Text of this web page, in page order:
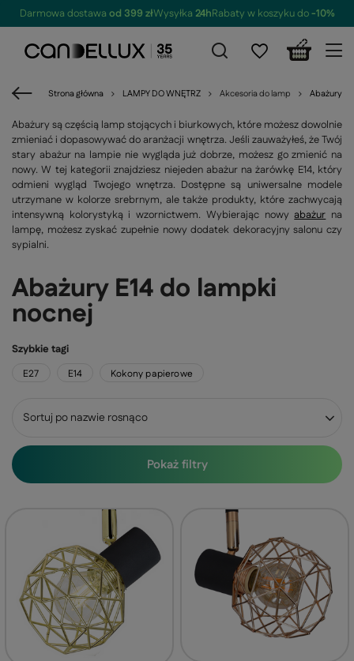
Darmowa dostawa od 399 złWysyłka 24hRabaty w koszyku do-10%
Strona główna LAMPY DO WNĘTRZ Akcesoria do lamp Abażury
Abażury są częścią lamp stojących i biurkowych, które możesz dowolnie
zmieniać i dopasowywać do aranżacji wnętrza. Jeśli zauważyłeś, że Twój
stary abażur na lampie nie wygląda już dobrze, możesz go zmienić na
nowy. W tej kategorii znajdziesz niejeden abażur na żarówkę E14, który
odmieni wygląd Twojego wnętrza. Dostępne są uniwersalne modele
utrzymane w kolorze srebrnym, ale także produkty, które zachwycają
intensywną kolorystyką i wzornictwem. Wybierając nowyabażur na
lampę, możesz zyskać zupełnie nowy dodatek dekoracyjny salonu czy
sypialni.
Abażury E14 do lampki
nocnej
Szybkie tagi
E27 E14 Kokony papierowe
Zmień sortowanie
Sortuj po nazwie rosnąco
Pokaż filtry